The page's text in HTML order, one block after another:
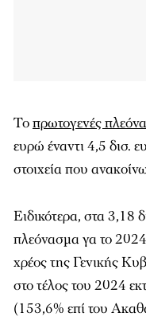
Τοπρωτογενές
ευρώ έναντι 4,5 δισ.
στοιχεία που
Ειδικότερα, στα 3,18
πλεόνασμα γα το
χρέος της Γενικής
στο τέλος του 2024
(153,6% επί του